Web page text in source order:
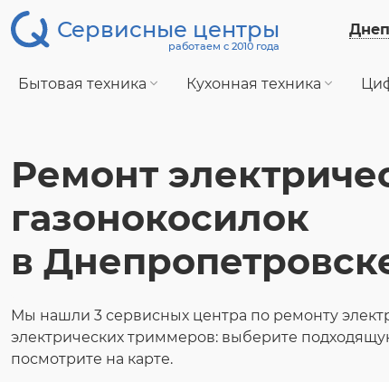
Сервисные центры
работаем с 2010 года
Бытовая техника Кухонная техника
Ремонт
газонокосилок
в
Мы нашли 3 сервисных центра по ремонту
электрических триммеров: выберите
посмотрите на карте.